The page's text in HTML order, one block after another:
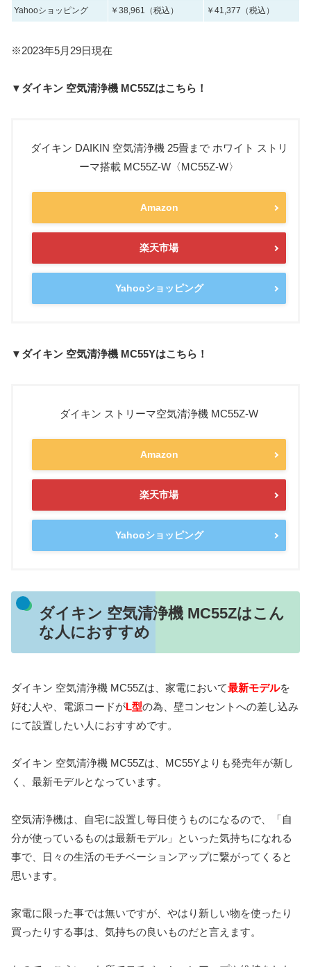
Yahooショッピング ￥38,961（税込） ￥41,377（税込）
※2023年5月29日現在
▼ダイキン 空気清浄機 MC55Zはこちら！
ダイキン DAIKIN 空気清浄機 25畳まで ホワイト ストリ
ーマ搭載 MC55Z-W〈MC55Z-W〉
Amazon
楽天市場
Yahooショッピング
▼ダイキン 空気清浄機 MC55Yはこちら！
ダイキン ストリーマ空気清浄機 MC55Z-W
Amazon
楽天市場
Yahooショッピング
ダイキン 空気清浄機 MC55Zはこん
な人におすすめ
ダイキン 空気清浄機 MC55Zは、家電において最新モデルを
好む人や、電源コードがL型の為、壁コンセントへの差し込み
にて設置したい人におすすめです。
ダイキン 空気清浄機 MC55Zは、MC55Yよりも発売年が新し
く、最新モデルとなっています。
空気清浄機は、自宅に設置し毎日使うものになるので、「自
分が使っているものは最新モデル」といった気持ちになれる
事で、日々の生活のモチベーションアップに繋がってくると
思います。
家電に限った事では無いですが、やはり新しい物を使ったり
買ったりする事は、気持ちの良いものだと言えます。